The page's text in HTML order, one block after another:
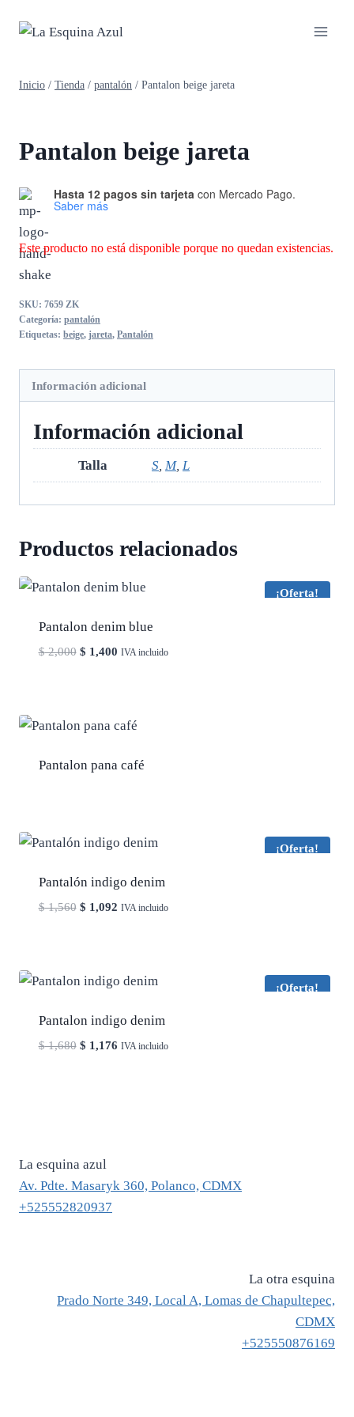
Inicio / Tienda / pantalón / Pantalon beige jareta
Pantalon beige jareta
Hasta 12 pagos sin tarjeta con Mercado Pago.
Saber más
Este producto no está disponible porque no quedan existencias.
SKU: 7659 ZK
Categoría: pantalón
Etiquetas: beige, jareta, Pantalón
Información adicional
Información adicional
Talla S, M, L
Productos relacionados
¡Oferta!
Pantalon denim blue
$2,000 El
$ 2,000.
$ 1,400El
$ 1,400.
IVA incluido
Pantalon pana café
¡Oferta!
Pantalón indigo denim
$1,560 El
$ 1,560.
$ 1,092El
$ 1,092.
IVA incluido
¡Oferta!
Pantalon indigo denim
$1,680 El
$ 1,176ElIVA incluido
La esquina azul
Av. Pdte. Masaryk 360, Polanco, CDMX
+525552820937
La otra esquina
Prado Norte 349, Local A, Lomas de Chapultepec,
CDMX
+525550876169